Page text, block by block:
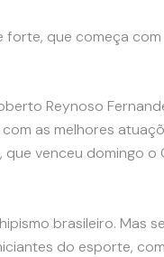
que começa com
Reynoso
as melhores
venceu domingo o
brasileiro. Mas
do esporte,